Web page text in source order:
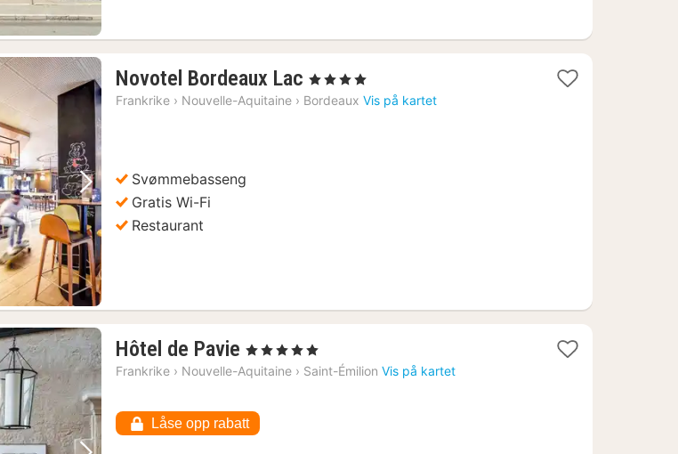
Neste bilde
Novotel Bordeaux Lac 1
natt
, 4 Stjerner
Frankrike › Nouvelle-Aquitaine › Bordeaux Vis på kartet
Svømmebasseng
Gratis Wi-Fi
Restaurant
Hôtel de Pavie 1
natt
6462
kr.
, 5 Stjerner
Frankrike › Nouvelle-Aquitaine › Saint-Émilion Vis på kartet
Låse opp rabatt